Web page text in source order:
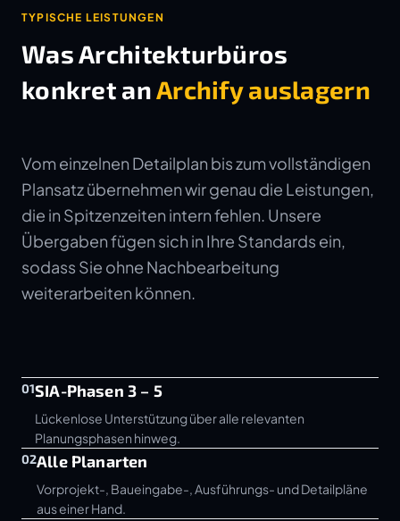
TYPISCHE LEISTUNGEN
Was Architekturbüros
konkret anArchify auslagern
Vom einzelnen Detailplan bis zum vollständigen
Plansatz übernehmen wir genau die Leistungen,
die in Spitzenzeiten intern fehlen. Unsere
Übergaben fügen sich in Ihre Standards ein,
sodass Sie ohne Nachbearbeitung
weiterarbeiten können.
01SIA-Phasen 3 – 5
Lückenlose Unterstützung über alle relevanten
Planungsphasen hinweg.
02Alle Planarten
Vorprojekt-, Baueingabe-, Ausführungs- und Detailpläne
aus einer Hand.